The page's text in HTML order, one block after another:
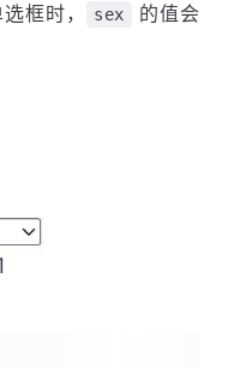
框时，
sex
的值会